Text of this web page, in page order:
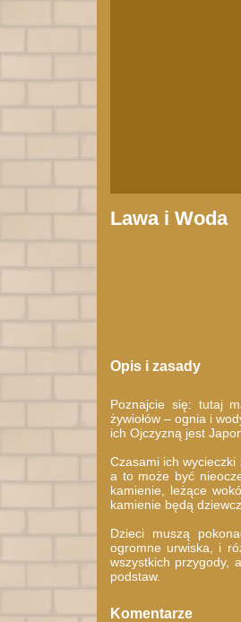
Lawa i Woda
Opis i zasady
Poznajcie się: tutaj
żywiołów – ognia i
ich Ojczyzną jest
Czasami ich
a to może być
kamienie, leżące
kamienie będą
Dzieci muszą
ogromne urwiska, i
wszystkich przygody,
podstaw.
Komentarze